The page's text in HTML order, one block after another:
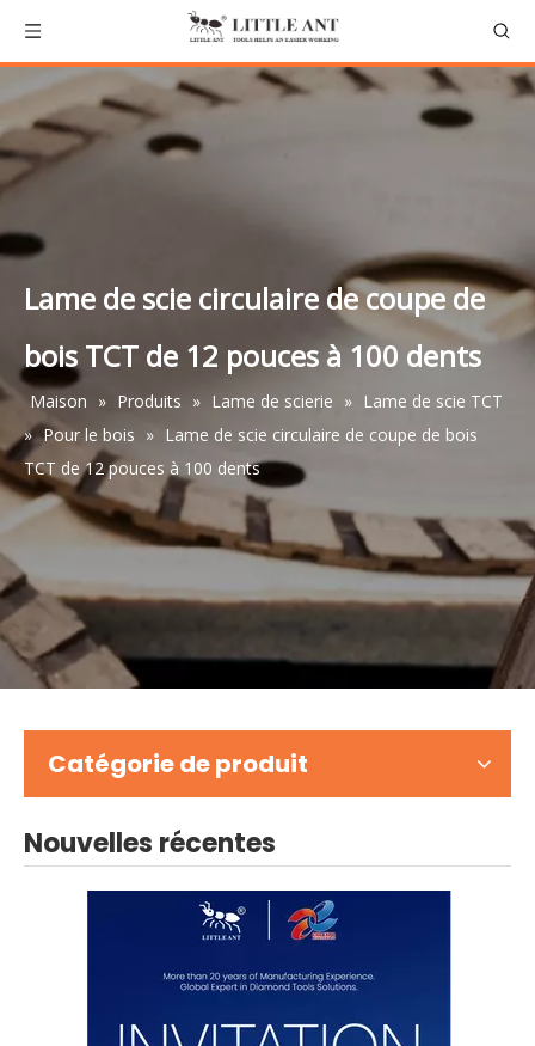
Lame de scie circulaire de coupe de
bois TCT de 12 pouces à 100 dents
Maison » Produits » Lame de scierie » Lame de scie TCT
» Pour le bois » Lame de scie circulaire de coupe de bois
TCT de 12 pouces à 100 dents
Catégorie de produit
Nouvelles récentes